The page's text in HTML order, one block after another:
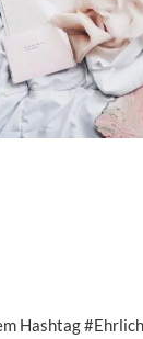
Hashtag